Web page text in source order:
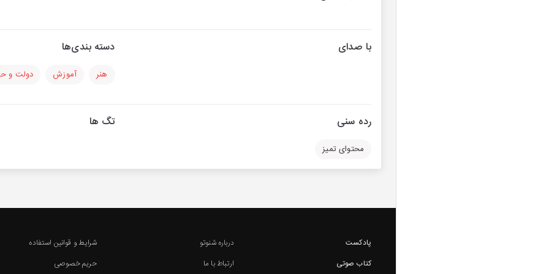
با صدای دسته بندی‌ها
هنر آموزش دولت و
رده سنی
محتوای تمیز
تگ ها
پادکست
کتاب صوتی
درباره شنوتو
ارتباط با ما
شرایط و قوانین استفاده
حریم خصوصی